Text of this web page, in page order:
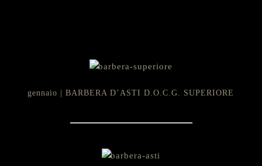
gennaio | BARBERA D’ASTI D.O.C.G. SUPERIORE